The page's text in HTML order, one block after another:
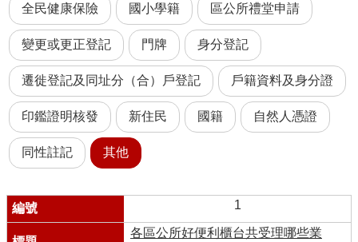
全民健康保險 國小學籍 區公所禮堂申請
變更或更正登記 門牌 身分登記
遷徙登記及同址分（合）戶登記 戶籍資料及身分證
印鑑證明核發 新住民 國籍 自然人憑證
同性註記 其他
1
各區公所好便利櫃台共受理哪些業